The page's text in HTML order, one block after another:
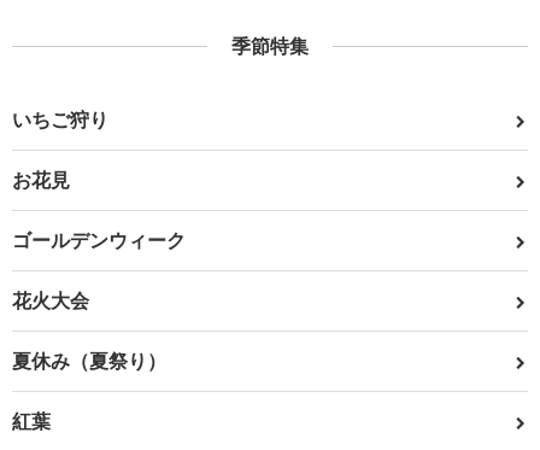
季節特集
いちご狩り
お花見
ゴールデンウィーク
花火大会
夏休み（夏祭り）
紅葉